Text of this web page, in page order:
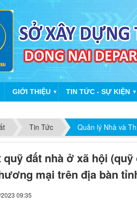
GIỚI THIỆU ▼ TIN TỨC - SỰ KIỆN ▼
Tin Tức Quản lý Nhà và
quỹ đất nhà ở xã hội
mại trên địa bàn
09:35